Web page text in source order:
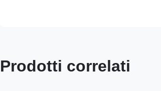
Prodotti correlati